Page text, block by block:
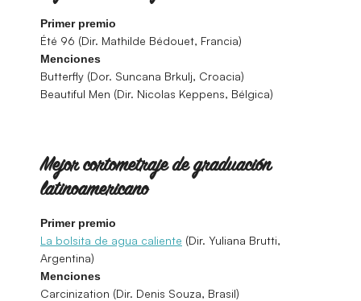
Primer premio
Été 96 (Dir. Mathilde Bédouet, Francia)
Menciones
Butterfly (Dor. Suncana Brkulj, Croacia)
Beautiful Men (Dir. Nicolas Keppens, Bélgica)
Mejor cortometraje de graduación
latinoamericano
Primer premio
La bolsita de agua caliente (Dir. Yuliana Brutti,
Argentina)
Menciones
Carcinization (Dir. Denis Souza, Brasil)